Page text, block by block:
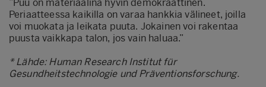
”Puu on materiaalina hyvin demokraattinen.
Periaatteessa kaikilla on varaa hankkia välineet, joilla
voi muokata ja leikata puuta. Jokainen voi rakentaa
puusta vaikkapa talon, jos vain haluaa.”
* Lähde: Human Research Institut für
Gesundheitstechnologie und Präventionsforschung.